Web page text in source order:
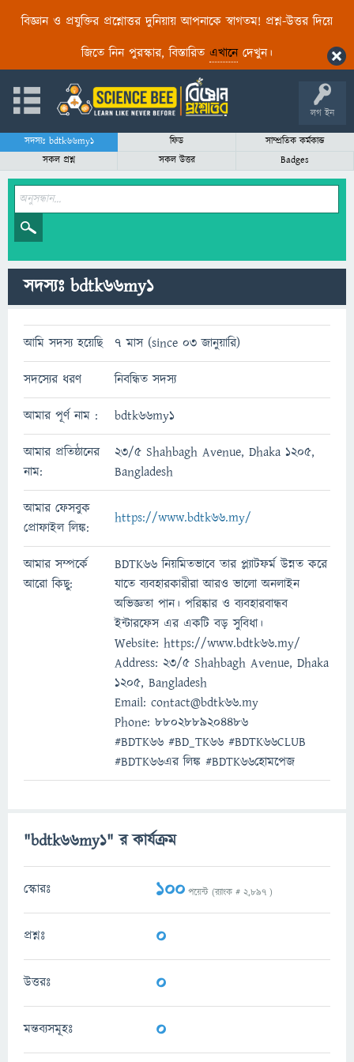
বিজ্ঞান ও প্রযুক্তির প্রশ্নোত্তর দুনিয়ায় আপনাকে স্বাগতম! প্রশ্ন-উত্তর দিয়ে
জিতে নিন পুরস্কার, বিস্তারিত এখানেদেখুন।
লগ ইন
সদস্যঃ bdtk66my1 ফিড
সাম্প্রতিক কর্মকান্ড
সকল প্রশ্ন
সকল উত্তর Badges
সদস্যঃ bdtk66my1
আমি সদস্য হয়েছি 7 মাস (since 03 জানুয়ারি)
সদস্যের ধরণ নিবন্ধিত সদস্য
আমার পূর্ণ নাম : bdtk66my1
আমার প্রতিষ্ঠানের
নাম:
23/5 Shahbagh Avenue, Dhaka 1205,
Bangladesh
আমার ফেসবুক
প্রোফাইল লিঙ্ক:
https://www.bdtk66.my/
আমার সম্পর্কে
আরো কিছু:
BDTK66 নিয়মিতভাবে তার প্ল্যাটফর্ম উন্নত করে
যাতে ব্যবহারকারীরা আরও ভালো অনলাইন
অভিজ্ঞতা পান। পরিষ্কার ও ব্যবহারবান্ধব
ইন্টারফেস এর একটি বড় সুবিধা।
Website: https://www.bdtk66.my/
Address: 23/5 Shahbagh Avenue, Dhaka
1205, Bangladesh
Email: contact@bdtk66.my
Phone: 8802889204486
#BDTK66 #BD_TK66 #BDTK66CLUB
#BDTK66এর লিঙ্ক #BDTK66হোমপেজ
"bdtk66my1" র কার্যক্রম
স্কোরঃ 100 পয়েন্ট (র‌্যাংক # 2,897 )
প্রশ্নঃ 0
উত্তরঃ 0
মন্তব্যসমূহঃ 0